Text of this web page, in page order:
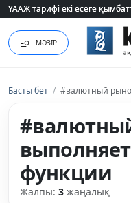
ҮААЖ тарифі екі есеге
ҮААЖ тарифі екі есеге
МӘЗІР
Басты бет / #валютный
функции
Жалпы: 3 жаңалық